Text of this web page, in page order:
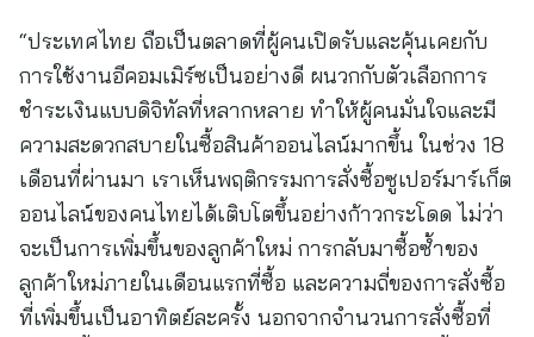
“ประเทศไทย ถือเป็นตลาดที่ผู้คนเปิดรับและคุ้นเคยกับ
การใช้งานอีคอมเมิร์ซเป็นอย่างดี ผนวกกับตัวเลือกการ
ชำระเงินแบบดิจิทัลที่หลากหลาย ทำให้ผู้คนมั่นใจและมี
ความสะดวกสบายในซื้อสินค้าออนไลน์มากขึ้น ในช่วง 18
เดือนที่ผ่านมา เราเห็นพฤติกรรมการสั่งซื้อซูเปอร์มาร์เก็ต
ออนไลน์ของคนไทยได้เติบโตขึ้นอย่างก้าวกระโดด ไม่ว่า
จะเป็นการเพิ่มขึ้นของลูกค้าใหม่ การกลับมาซื้อซ้ำของ
ลูกค้าใหม่ภายในเดือนแรกที่ซื้อ และความถี่ของการสั่งซื้อ
ที่เพิ่มขึ้นเป็นอาทิตย์ละครั้ง นอกจากจำนวนการสั่งซื้อที่